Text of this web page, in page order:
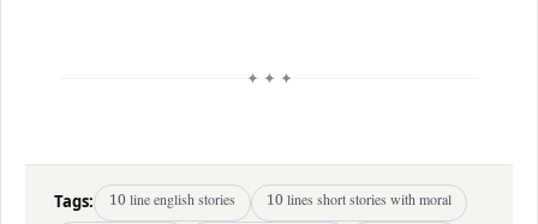
✦ ✦ ✦
Tags: 10 line english stories
10 lines short stories with moral